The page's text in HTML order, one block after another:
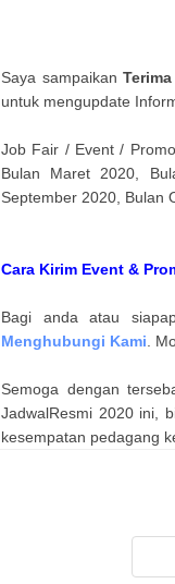
Saya sampaikan
untuk mengupdate
Job Fair / Event /
Bulan Maret 2020,
September 2020, Bulan
Cara Kirim Event &
Bagi anda atau
Menghubungi Kami.
Semoga dengan
JadwalResmi 2020 ini,
kesempatan pedagang